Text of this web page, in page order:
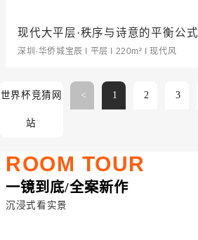
现代大平层·秩序与诗意的平衡公式
深圳·华侨城宝辰 I 平层 I 220m² I 现代风
世界杯竞猜网
站
< 1 2 3
ROOM TOUR
一镜到底/全案新作
沉浸式看实景